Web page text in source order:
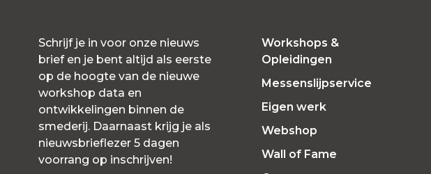
Schrijf je in voor onze nieuws
brief en je bent altijd als eerste
op de hoogte van de nieuwe
workshop data en
ontwikkelingen binnen de
smederij. Daarnaast krijg je als
nieuwsbrieflezer 5 dagen
voorrang op inschrijven!
Workshops &
Opleidingen
Messenslijpservice
Eigen werk
Webshop
Wall of Fame